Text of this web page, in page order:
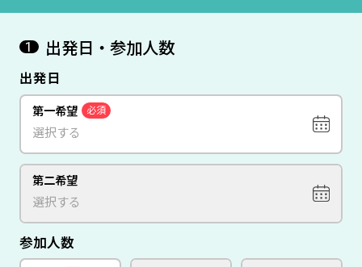
1 出発日・参加人数
出発日
第一希望 必須
第二希望
参加人数